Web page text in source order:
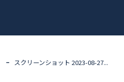
スクリーンショット 2023-08-27...